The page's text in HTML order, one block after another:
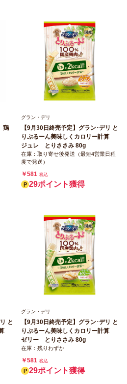
鶏
グラン・デリ
【9月30日終売予定】グラン･デリ と
りぷるーん美味しくカロリー計算
ジュレ とりささみ 80g
在庫：取り寄せ後発送（最短4営業日程
度で発送）
￥581 税込
29ポイント獲得
と
グラン・デリ
【9月30日終売予定】グラン･デリ と
りぷるーん美味しくカロリー計算
ゼリー とりささみ 80g
在庫：残りわずか
￥581 税込
29ポイント獲得